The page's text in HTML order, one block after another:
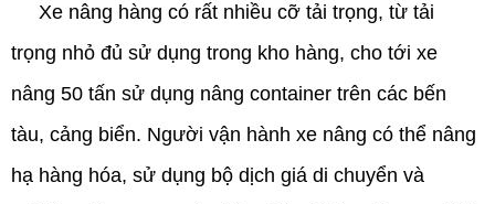
Xe nâng hàng có rất nhiều cỡ tải trọng, từ tải
trọng nhỏ đủ sử dụng trong kho hàng, cho tới xe
nâng 50 tấn sử dụng nâng container trên các bến
tàu, cảng biển. Người vận hành xe nâng có thể nâng
hạ hàng hóa, sử dụng bộ dịch giá di chuyển và